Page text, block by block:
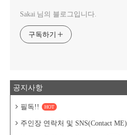
Sakai 님의 블로그입니다.
구독하기
공지사항
필독!! HOT
주인장 연락처 및 SNS(Contact ME)